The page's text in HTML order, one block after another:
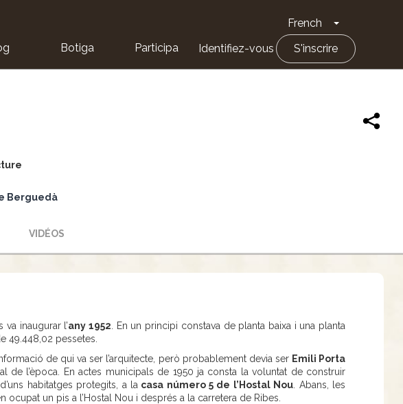
French Toggle
Botiga Participa Identifiez-vous S'inscrire
Berguedà
VIDÉOS
inaugurar l’any 1952 . En un principi constava de planta baixa i una planta
49.448,02 pessetes.
de qui va ser l’arquitecte, però probablement devia ser Emili Porta
de l’època. En actes municipals de 1950 ja consta la voluntat de construir
habitatges protegits, a la casa número 5 de l’Hostal Nou . Abans, les
ocupat un pis a l’Hostal Nou i després a la carretera de Ribes.